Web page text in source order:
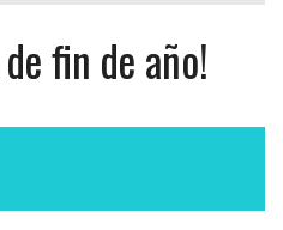
fin de año!